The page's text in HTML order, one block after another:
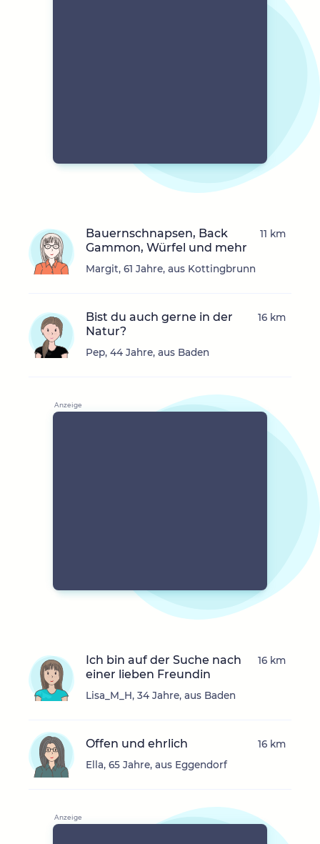
Bauernschnapsen, Back
Gammon, Würfel und mehr
Margit, 61 Jahre, aus Kottingbrunn
11 km
Bist du auch gerne in der
Natur?
Pep, 44 Jahre, aus Baden
16 km
Ich bin auf der Suche nach
einer lieben Freundin
Lisa_M_H, 34 Jahre, aus Baden
16 km
Offen und ehrlich
Ella, 65 Jahre, aus Eggendorf
16 km